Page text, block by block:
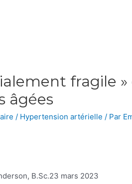
fragile
âgées
/ Hypertension artérielle / Par
B.Sc.23 mars 2023